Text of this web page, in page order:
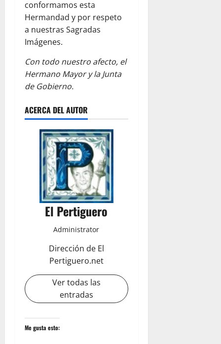
conformamos esta
Hermandad y por respeto
a nuestras Sagradas
Imágenes.
Con todo nuestro afecto, el
Hermano Mayor y la Junta
de Gobierno.
ACERCA DEL AUTOR
El Pertiguero
Administrator
Dirección de El
Pertiguero.net
Ver todas las
entradas
Me gusta esto: